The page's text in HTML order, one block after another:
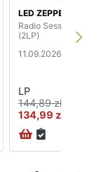
LED ZEPPELIN
Radio Sessions
(2LP)
11.09.2026
LP
144,89 zł
134,99 zł